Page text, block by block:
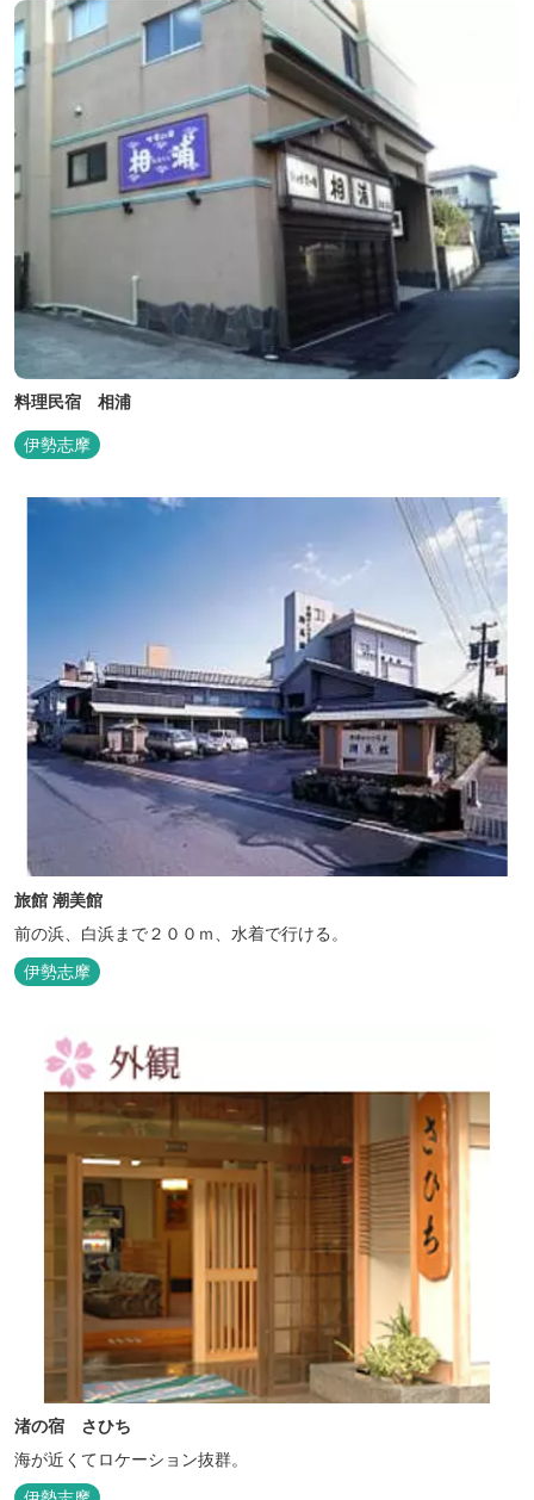
料理民宿 相浦
伊勢志摩
旅館 潮美館
前の浜、白浜まで２００ｍ、水着で行ける。
伊勢志摩
渚の宿 さひち
海が近くてロケーション抜群。